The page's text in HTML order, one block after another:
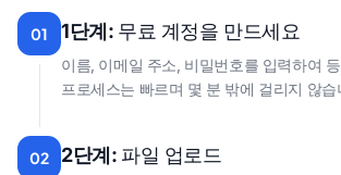
01 1단계: 무료 계정을 만드세요
이름, 이메일 주소, 비밀번호를 입력하여
프로세스는 빠르며 몇 분 밖에 걸리지 않습
02 2단계: 파일 업로드